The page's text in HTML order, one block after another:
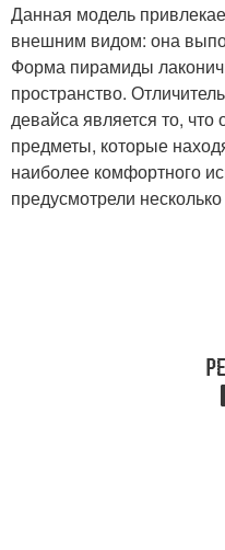
Данная модель
внешним видом: она
Форма пирамиды
пространство.
девайса является то, что
предметы, которые
наиболее комфортного
предусмотрели